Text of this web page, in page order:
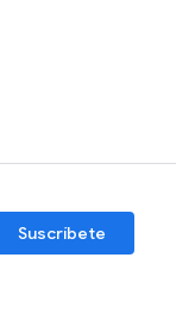
Suscríbete